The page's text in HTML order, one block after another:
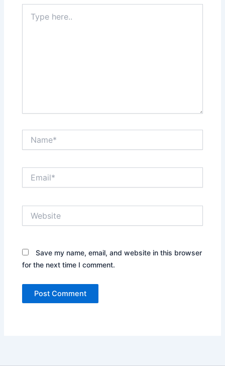
here..
Save my name, email, and website in this browser
for the next time I comment.